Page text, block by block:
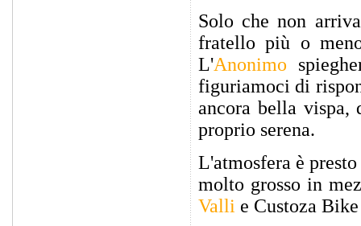
Solo che non
fratello più o
L'Anonimo
figuriamoci di
ancora bella vispa,
proprio serena.
L'atmosfera è
molto grosso in
Valli e Custoza